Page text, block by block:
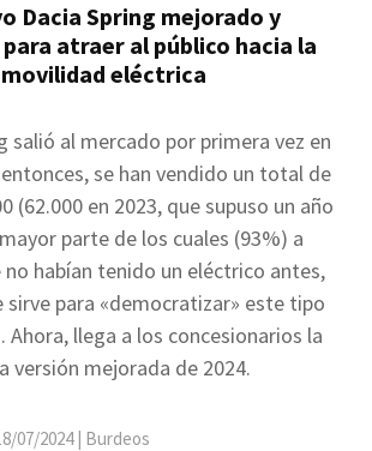
Dacia Spring mejorado y
atraer al público hacia la
movilidad eléctrica
salió al mercado por primera vez en
se han vendido un total de
(62.000 en 2023, que supuso un año
parte de los cuales (93%) a
no habían tenido un eléctrico antes,
sirve para «democratizar» este tipo
Ahora, llega a los concesionarios la
versión mejorada de 2024.
07/2024| Burdeos